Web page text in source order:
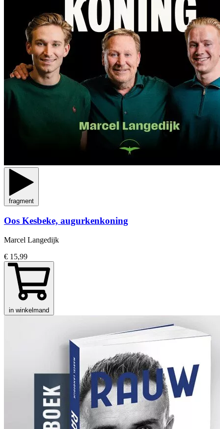
fragment
Oos Kesbeke, augurkenkoning
Marcel Langedijk
€ 15,99
in winkelmand